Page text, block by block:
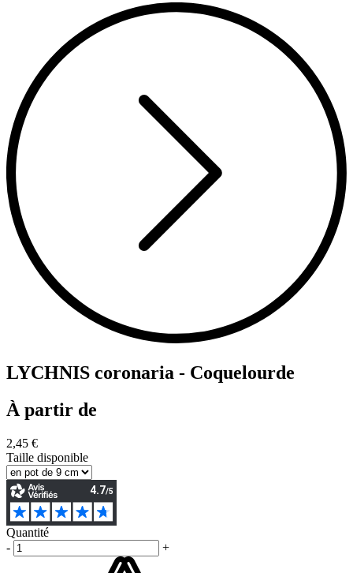
LYCHNIS coronaria - Coquelourde
À partir de
2,45 €
Taille disponible
Quantité
-
+